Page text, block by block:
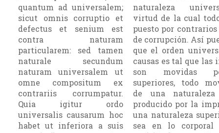
quantum ad universalem;
sicut omnis corruptio et
defectus et senium est
contra naturam
particularem: sed tamen
naturale secundum
naturam universalem ut
omne compositum ex
contrariis corrumpatur.
Quia igitur ordo
universalis causarum hoc
habet ut inferiora a suis
naturaleza
virtud de la cual
puesto por contrarios
de corrupción. Así
que el orden
causas es tal que las
son movidas
superiores, todo
de una
producido por la
una naturaleza
sea en lo